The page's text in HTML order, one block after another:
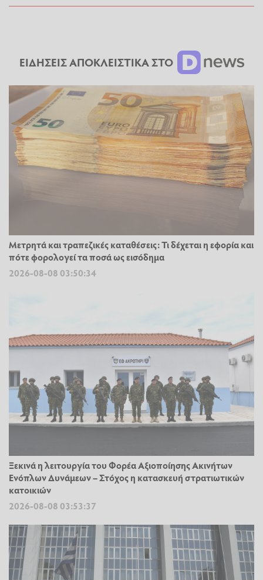
ΕΙΔΗΣΕΙΣ ΑΠΟΚΛΕΙΣΤΙΚΑ ΣΤΟ
Μετρητά και τραπεζικές καταθέσεις: Τι δέχεται η εφορία και
πότε φορολογεί τα ποσά ως εισόδημα
2026-08-08 03:50:34
Ξεκινά η λειτουργία του Φορέα Αξιοποίησης Ακινήτων
Ενόπλων Δυνάμεων – Στόχος η κατασκευή στρατιωτικών
κατοικιών
2026-08-08 03:53:37